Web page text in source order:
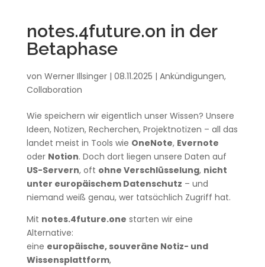
notes.4future.on in der
Betaphase
von Werner Illsinger| 08.11.2025 | Ankündigungen,
Collaboration
Wie speichern wir eigentlich unser Wissen? Unsere
Ideen, Notizen, Recherchen, Projektnotizen – all das
landet meist in Tools wie OneNote, Evernote
oder Notion. Doch dort liegen unsere Daten auf
US-Servern, oft ohne Verschlüsselung, nicht
unter europäischem Datenschutz – und
niemand weiß genau, wer tatsächlich Zugriff hat.
Mit notes.4future.one starten wir eine
Alternative:
eine europäische, souveräne Notiz- und
Wissensplattform,